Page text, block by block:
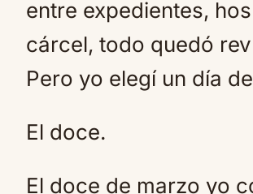
entre expedientes,
cárcel, todo quedó
Pero yo elegí un día
El doce.
El doce de marzo yo